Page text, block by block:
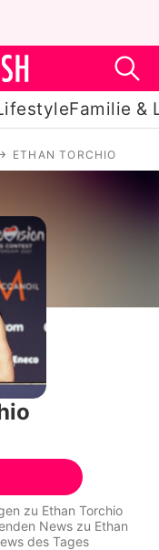
Familie &
ETHAN TORCHIO
zu Ethan Torchio
News zu Ethan
des Tages